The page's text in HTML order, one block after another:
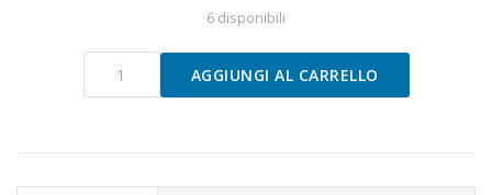
6 disponibili
Portaspazzolino
AGGIUNGI AL CARRELLO